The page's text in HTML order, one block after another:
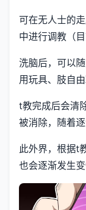
可在无人士的
中进行调教（目
洗脑后，可以
用玩具、肢自
t教完成后会清
被消除，随着
此外界，根据t
也会逐渐发生